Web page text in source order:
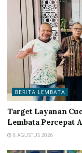
BERITA LEMBATA
Target Layanan
Lembata Percepat
6 AGUSTUS 2026